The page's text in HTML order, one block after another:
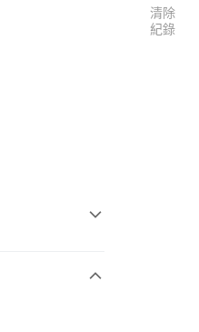
清除
紀錄